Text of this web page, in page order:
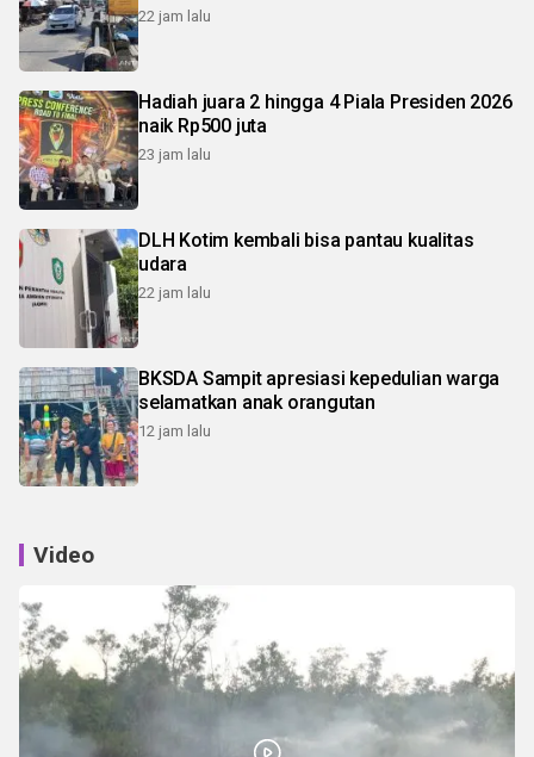
22 jam lalu
Hadiah juara 2 hingga 4 Piala Presiden 2026
naik Rp500 juta
23 jam lalu
DLH Kotim kembali bisa pantau kualitas
udara
22 jam lalu
BKSDA Sampit apresiasi kepedulian warga
selamatkan anak orangutan
12 jam lalu
Video